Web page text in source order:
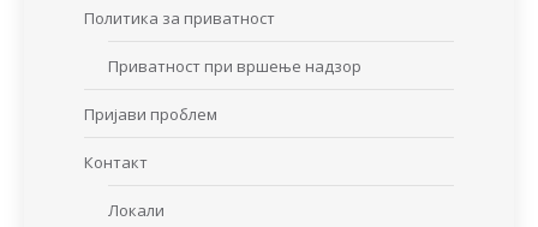
Политика за приватност
Приватност при вршење надзор
Пријави проблем
Контакт
Локали